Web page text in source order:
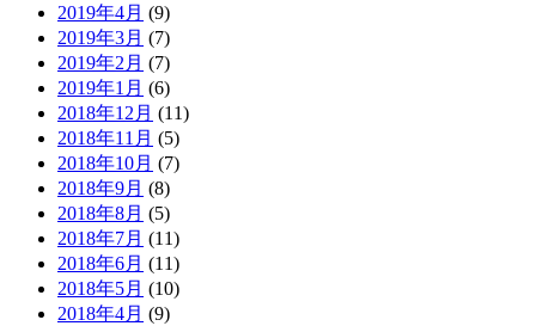
2019年4月 (9)
2019年3月 (7)
2019年2月 (7)
2019年1月 (6)
2018年12月 (11)
2018年11月 (5)
2018年10月 (7)
2018年9月 (8)
2018年8月 (5)
2018年7月 (11)
2018年6月 (11)
2018年5月 (10)
2018年4月 (9)